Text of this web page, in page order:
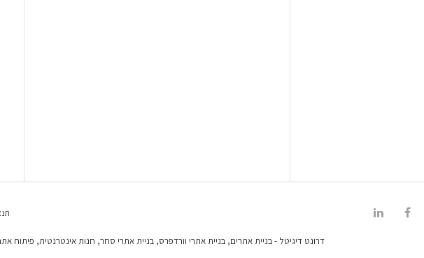
דרונט דיגיטל - בניית אתרים, בניית אתרי וורדפרס, בניית אתרי סחר, חנות אינטרנטית, פיתוח